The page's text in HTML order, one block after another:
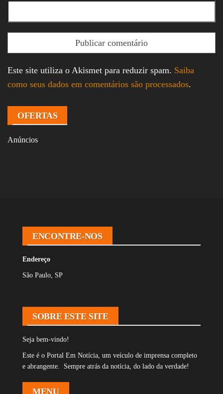
Este site utiliza o Akismet para reduzir spam. Saiba
como seus dados em comentários são processados.
OFERTAS
Anúncios
ENCONTRE-NOS
Endereço
São Paulo, SP
SOBRE ESTE SITE
Seja bem-vindo!
Este é o Portal Em Notícia, um veículo de imprensa completo
e abrangente. Sempre atrás da notícia, do lado da verdade!
MENU